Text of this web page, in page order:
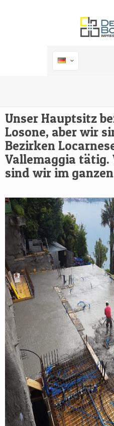
Unser Hauptsitz
Losone, aber wir
Bezirken
Vallemaggia tätig.
sind wir im